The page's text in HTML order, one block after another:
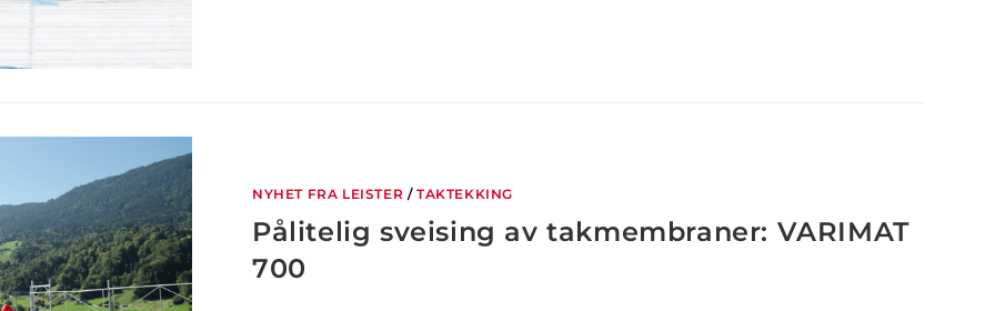
NYHET FRA LEISTER /TAKTEKKING
Pålitelig sveising av takmembraner: VARIMAT
700